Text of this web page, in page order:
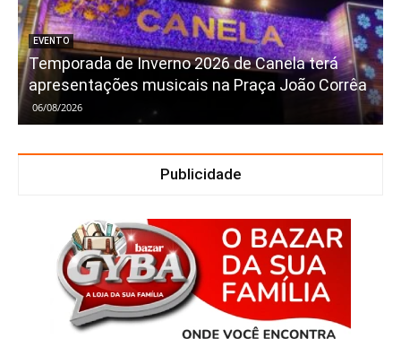
EVENTO
Temporada de Inverno 2026 de Canela terá
apresentações musicais na Praça João Corrêa
06/08/2026
Publicidade